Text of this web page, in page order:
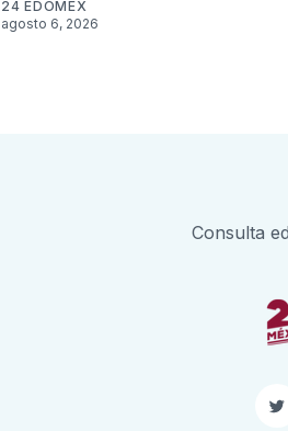
24 EDOMEX
agosto 6, 2026
Consulta